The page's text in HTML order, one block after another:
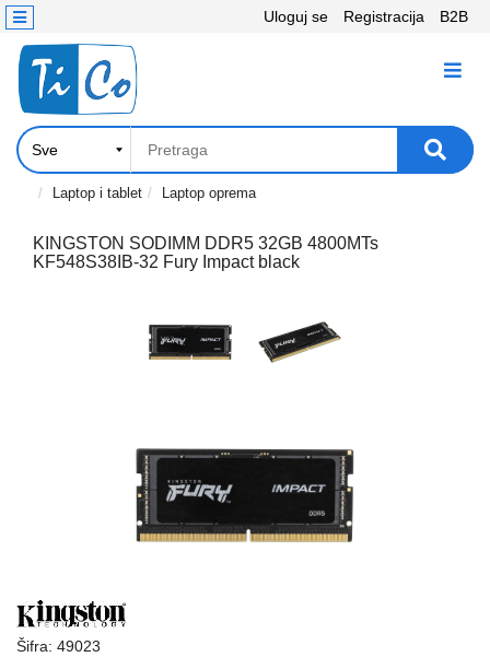
Uloguj se Registracija B2B
KATEGORIJE
Računari,
Komponente
Laptop
tablet
Telefoni
Kontakt
Laptop i tablet Laptop oprema
KINGSTON SODIMM DDR5 32GB 4800MTs
KF548S38IB-32 Fury Impact black
Šifra: 49023